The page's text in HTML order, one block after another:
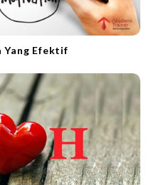
Yang Efektif